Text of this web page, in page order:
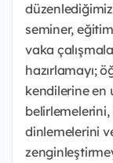
düzenlediğimiz
seminer,
vaka
hazırlamayı;
kendilerine en
belirlemelerini,
dinlemelerini